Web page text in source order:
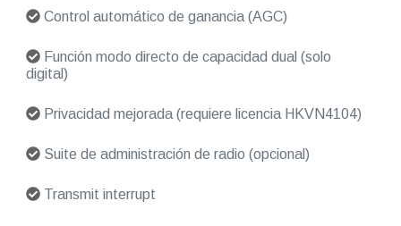
Control automático de ganancia (AGC)
Función modo directo de capacidad dual (solo
digital)
Privacidad mejorada (requiere licencia HKVN4104)
Suite de administración de radio (opcional)
Transmit interrupt